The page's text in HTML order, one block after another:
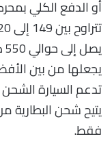
أو الدفع الكلي
يجعلها من بين
فقط.